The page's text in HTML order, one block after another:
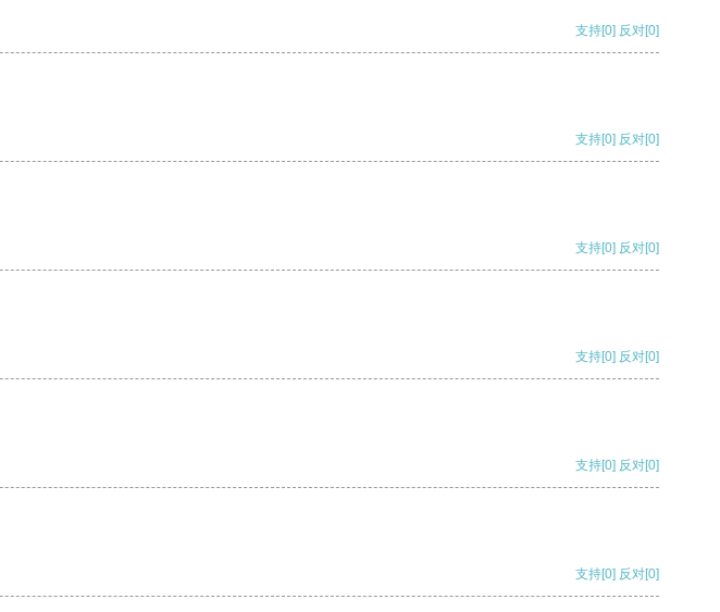
支持[0] 反对[0]
支持[0] 反对[0]
支持[0] 反对[0]
支持[0] 反对[0]
支持[0] 反对[0]
支持[0] 反对[0]